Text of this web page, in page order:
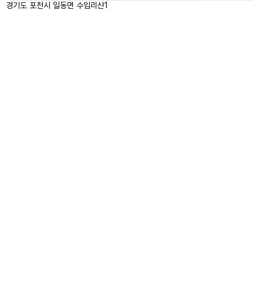
경기도 포천시 일동면 수입리산1